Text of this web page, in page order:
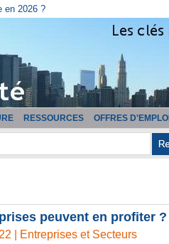
en 2026 ?
RESSOURCES OFFRES D'EMPLOI
peuvent en profiter ?
Entreprises et Secteurs